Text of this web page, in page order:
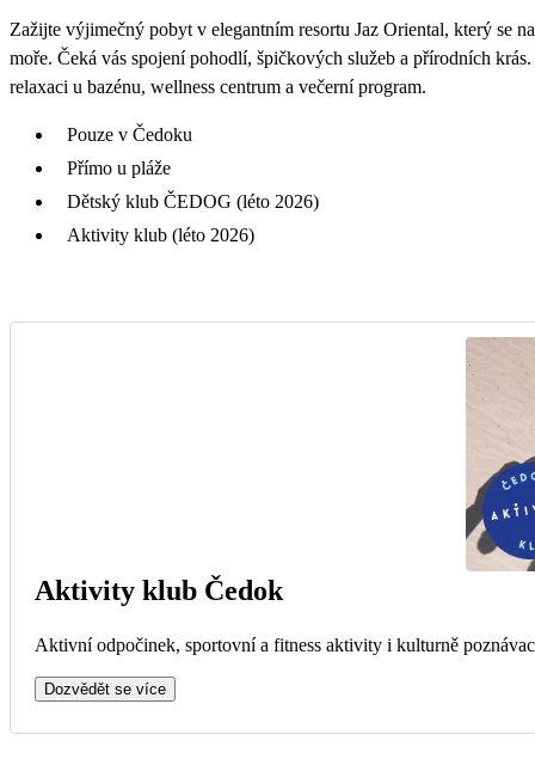
Zažijte výjimečný pobyt v elegantním resortu Jaz Oriental, který se
moře. Čeká vás spojení pohodlí, špičkových služeb a přírodních
relaxaci u bazénu, wellness centrum a večerní program.
Pouze v Čedoku
Přímo u pláže
Dětský klub ČEDOG (léto 2026)
Aktivity klub (léto 2026)
Aktivity klub Čedok
Aktivní odpočinek, sportovní a fitness aktivity i kulturně
Dozvědět se více